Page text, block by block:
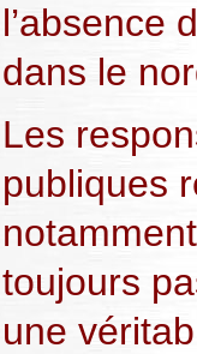
l’absence
dans le
Les
publiques
toujours
une